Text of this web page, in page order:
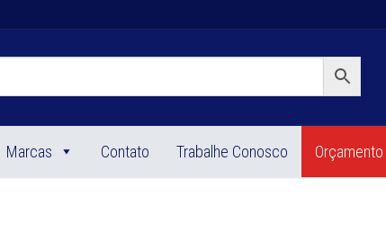
Marcas Contato Trabalhe Conosco Orçamento